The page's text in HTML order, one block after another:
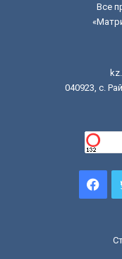
Все
040923, с.